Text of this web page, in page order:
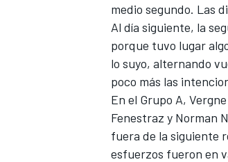
medio segundo. Las
Al día siguiente, la
porque tuvo lugar
lo suyo, alternando
poco más las
En el Grupo A,
Fenestraz y Norman
fuera de la siguiente
esfuerzos fueron en